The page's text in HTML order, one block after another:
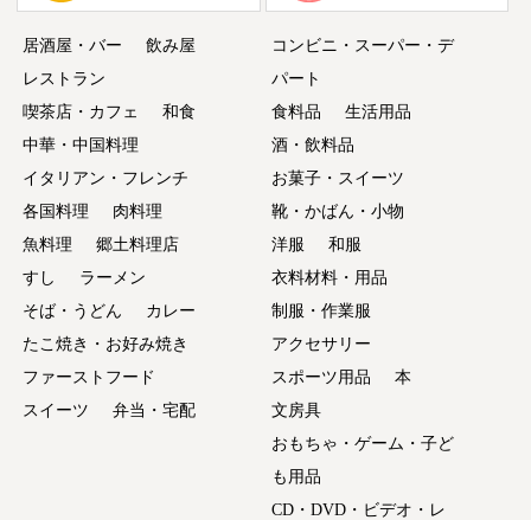
居酒屋・バー
飲み屋
レストラン
喫茶店・カフェ
和食
中華・中国料理
イタリアン・フレンチ
各国料理
肉料理
魚料理
郷土料理店
すし
ラーメン
そば・うどん
カレー
たこ焼き・お好み焼き
ファーストフード
スイーツ
弁当・宅配
コンビニ・スーパー・デ
パート
食料品
生活用品
酒・飲料品
お菓子・スイーツ
靴・かばん・小物
洋服
和服
衣料材料・用品
制服・作業服
アクセサリー
スポーツ用品
本
文房具
おもちゃ・ゲーム・子ど
も用品
CD・DVD・ビデオ・レ